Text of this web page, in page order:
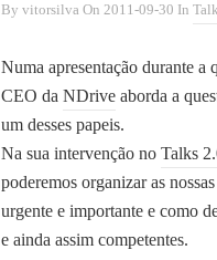
By vitorsilva On 2011-09-30 In
Numa apresentação durante a
CEO da NDriveaborda a
um desses papeis.
Na sua intervenção no Talks
poderemos organizar as
urgente e importante e como
e ainda assim competentes.